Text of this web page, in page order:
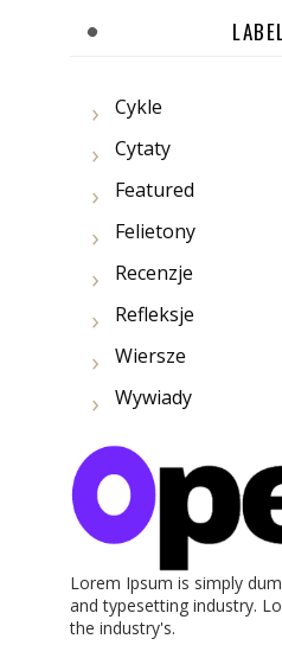
Cykle
Cytaty
Featured
Felietony
Recenzje
Refleksje
Wiersze
Wywiady
Lorem Ipsum is simply
and typesetting industry.
the industry's.